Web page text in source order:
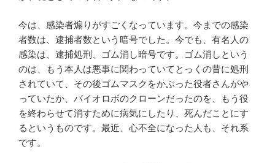
今は、感染者煽りがすごくなっています。今までの感染
者数は、逮捕者数という暗号でした。今でも、有名人の
感染は、逮捕処刑、ゴム消し暗号です。ゴム消しという
のは、もう本人は悪事に関わっていてとっくの昔に処刑
されていて、その後ゴムマスクをかぶった役者さんがや
っていたか、バイオロボのクローンだったのを、もう役
を終わらせて消すために病気にしたり、死んだことにす
るというものです。最近、心不全になった人も、それ系
です。